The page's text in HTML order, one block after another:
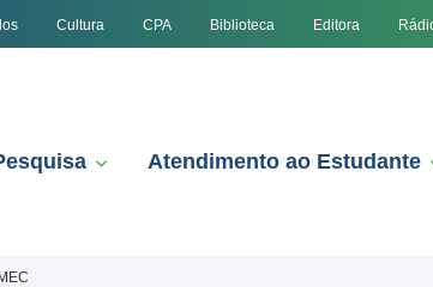
Cultura CPA Biblioteca Editora
Atendimento ao Estudante